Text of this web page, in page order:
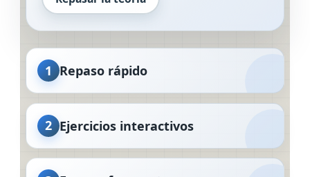
1 Repaso rápido
2 Ejercicios interactivos